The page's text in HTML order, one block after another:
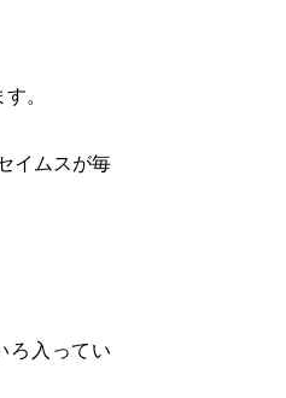
。
イムスが毎
ろ入ってい